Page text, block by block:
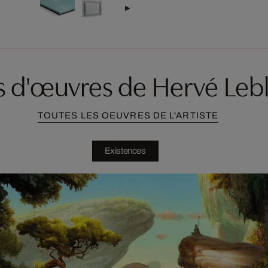
d'œuvres de Hervé
TOUTES LES OEUVRES DE L'ARTISTE
Existences